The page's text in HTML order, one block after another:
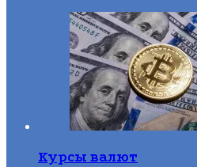
Курсы валют